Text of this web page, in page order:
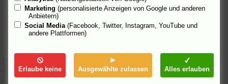
Marketing (personalisierte Anzeigen von Google und anderen
Anbietern)
Social Media (Facebook, Twitter, Instagram, YouTube und
andere Plattformen)
Erlaube keine Ausgewählte zulassen Alles erlauben